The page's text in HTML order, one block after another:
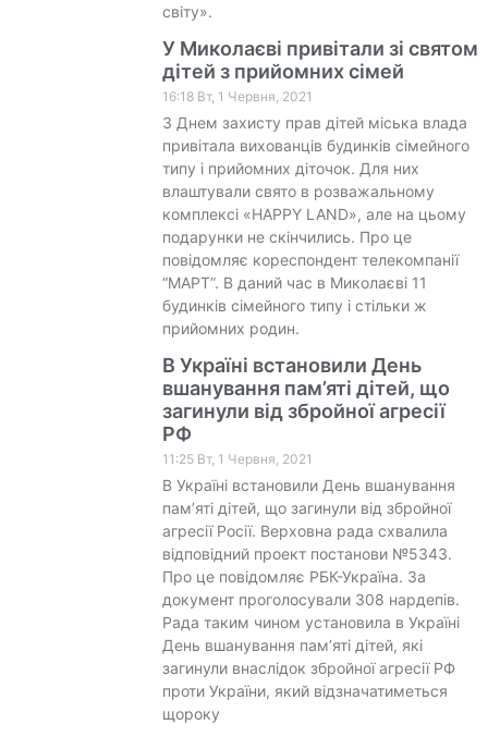
світу».
У Миколаєві привітали зі святом
дітей з прийомних сімей
16:18 Вт, 1 Червня, 2021
З Днем захисту прав дітей міська влада
привітала вихованців будинків сімейного
типу і прийомних діточок. Для них
влаштували свято в розважальному
комплексі «HAPPY LAND», але на цьому
подарунки не скінчились. Про це
повідомляє кореспондент телекомпанії
“МАРТ”. В даний час в Миколаєві 11
будинків сімейного типу і стільки ж
прийомних родин.
В Україні встановили День
вшанування пам’яті дітей, що
загинули від збройної агресії
РФ
11:25 Вт, 1 Червня, 2021
В Україні встановили День вшанування
пам’яті дітей, що загинули від збройної
агресії Росії. Верховна рада схвалила
відповідний проект постанови №5343.
Про це повідомляє РБК-Україна. За
документ проголосували 308 нардепів.
Рада таким чином установила в Україні
День вшанування пам’яті дітей, які
загинули внаслідок збройної агресії РФ
проти України, який відзначатиметься
щороку